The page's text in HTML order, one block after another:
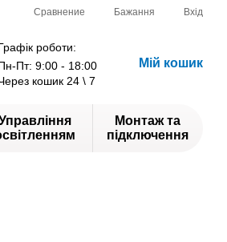
Сравнение Бажання Вхід
роботи:
Пт: 9:00 - 18:00
кошик 24 \ 7
Мій кошик
Монтаж та
підключення